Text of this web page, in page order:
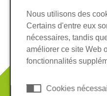
Informations légales
Conditions Générales
Système de
Nous utilisons des
Certains d'entre eux
nécessaires, tandis
améliorer ce site Web
fonctionnalités
Cookies